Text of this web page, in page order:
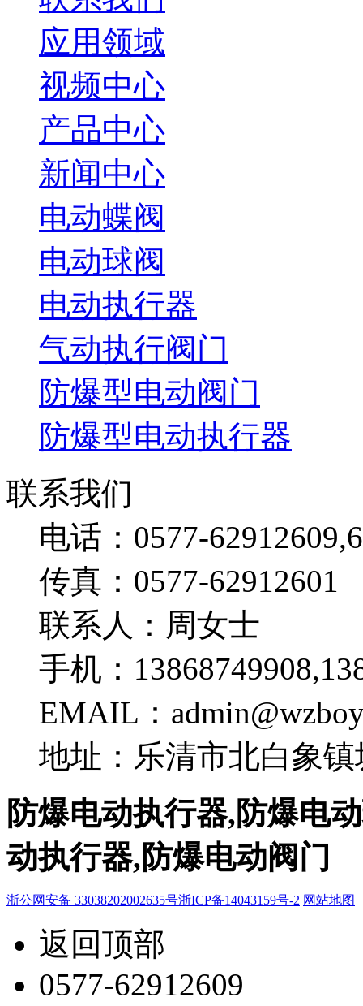
应用领域
视频中心
产品中心
新闻中心
电动蝶阀
电动球阀
电动执行器
气动执行阀门
防爆型电动阀门
防爆型电动执行器
联系我们
电话：0577-
传真：0577-62912601
联系人：周女士
手机：
EMAIL：
地址：乐清市北白象
防爆电动执行器,防爆电
动执行器,防爆电动阀门
浙公网安备 33038202002635号浙ICP备14043159号-2 网站地图
返回顶部
0577-62912609